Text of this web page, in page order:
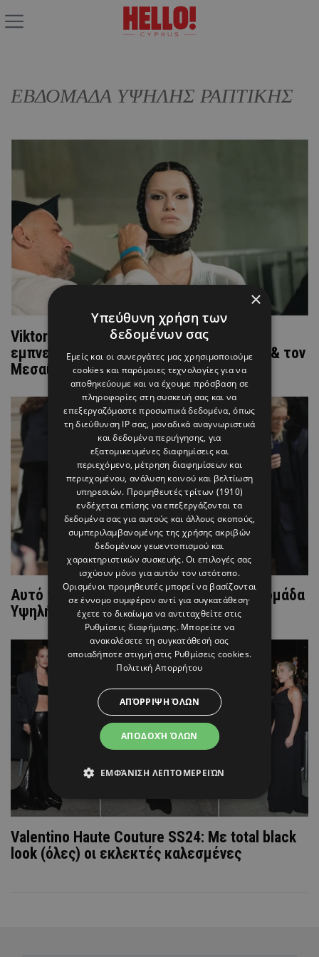
ΕΒΔΟΜΑΔΑ ΥΨΗΛΗΣ ΡΑΠΤΙΚΗΣ
Viktor & Rolf: Τα beauty looks που είναι
εμπνευσμένα από την παιδική φαντασία & τον
Μεσαίωνα
Αυτό το κομμάτι ξεχώρισε από την Εβδομάδα
Υψηλής Ραπτικής στο Παρίσι
Valentinο Haute Couture SS24: Με total black
look (όλες) οι εκλεκτές καλεσμένες
×
Υπεύθυνη χρήση των
δεδομένων σας
Εμείς και οι συνεργάτες μας χρησιμοποιούμε
cookies και παρόμοιες τεχνολογίες για να
αποθηκεύουμε και να έχουμε πρόσβαση σε
πληροφορίες στη συσκευή σας και να
επεξεργαζόμαστε προσωπικά δεδομένα, όπως
τη διεύθυνση IP σας, μοναδικά αναγνωριστικά
και δεδομένα περιήγησης, για
εξατομικευμένες διαφημίσεις και
περιεχόμενο, μέτρηση διαφημίσεων και
περιεχομένου, ανάλυση κοινού και βελτίωση
υπηρεσιών. Προμηθευτές τρίτων (1910)
ενδέχεται επίσης να επεξεργάζονται τα
δεδομένα σας για αυτούς και άλλους σκοπούς,
συμπεριλαμβανομένης της χρήσης ακριβών
δεδομένων γεωεντοπισμού και
χαρακτηριστικών συσκευής. Οι επιλογές σας
ισχύουν μόνο για αυτόν τον ιστότοπο.
Ορισμένοι προμηθευτές μπορεί να βασίζονται
σε έννομο συμφέρον αντί για συγκατάθεση·
έχετε το δικαίωμα να αντιταχθείτε στις
Ρυθμίσεις διαφήμισης. Μπορείτε να
ανακαλέσετε τη συγκατάθεσή σας
οποιαδήποτε στιγμή στις Ρυθμίσεις cookies.
Πολιτική Απορρήτου
ΑΠΟΔΟΧΉ ΌΛΩΝ
ΑΠΌΡΡΙΨΗ ΌΛΩΝ
ΕΜΦΆΝΙΣΗ ΛΕΠΤΟΜΕΡΕΙΏΝ